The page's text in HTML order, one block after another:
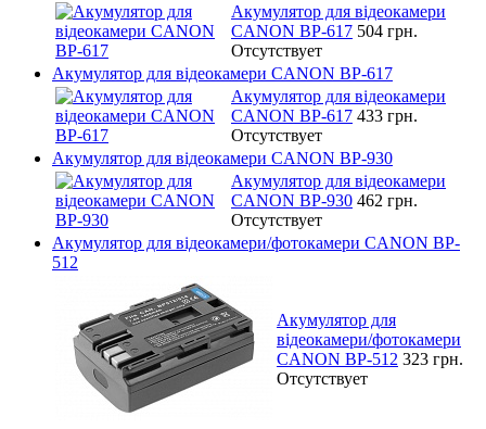
Акумулятор для відеокамери
CANON BP-617 504 грн.
Отсутствует
Акумулятор для відеокамери CANON BP-617
Акумулятор для відеокамери
CANON BP-617 433 грн.
Отсутствует
Акумулятор для відеокамери CANON BP-930
Акумулятор для відеокамери
CANON BP-930 462 грн.
Отсутствует
Акумулятор для відеокамери/фотокамери CANON BP-
512
Акумулятор для
відеокамери/фотокамери
CANON BP-512 323 грн.
Отсутствует